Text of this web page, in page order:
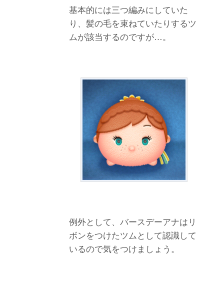
基本的には三つ編みにしていた
り、髪の毛を束ねていたりするツ
ムが該当するのですが…。
例外として、バースデーアナはリ
ボンをつけたツムとして認識して
いるので気をつけましょう。